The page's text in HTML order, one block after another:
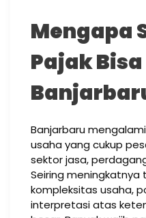
Mengapa
Pajak
Banjarbaru
usaha yang cukup
sektor jasa,
Seiring meningkatnya
kompleksitas usaha,
interpretasi atas